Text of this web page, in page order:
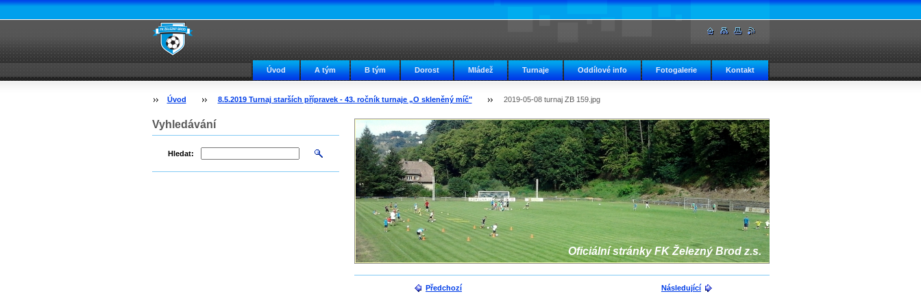
Úvod A tým B tým Dorost Mládež Turnaje Oddílové info Fotogalerie Kontakt
Úvod 8.5.2019 Turnaj starších přípravek - 43. ročník turnaje „O skleněný míč" 2019-05-08 turnaj ZB 159.jpg
Oficiální stránky FK Železný Brod z.s.
Předchozí Následující
Vyhledávání
Hledat: